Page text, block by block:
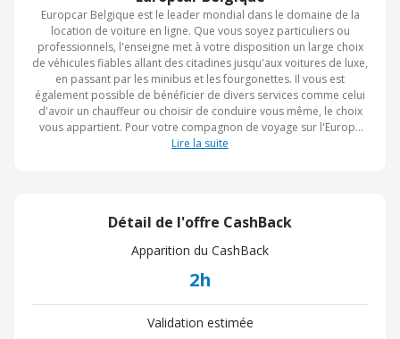
Europcar Belgique est le leader mondial dans le domaine de la
location de voiture en ligne. Que vous soyez particuliers ou
professionnels, l'enseigne met à votre disposition un large choix
de véhicules fiables allant des citadines jusqu'aux voitures de luxe,
en passant par les minibus et les fourgonettes. Il vous est
également possible de bénéficier de divers services comme celui
d'avoir un chauffeur ou choisir de conduire vous même, le choix
vous appartient. Pour votre compagnon de voyage sur l'Europe
ou à l'international, choisissez Europcar Belgique le professionnel
Lire la suite
Détail de l'offre CashBack
Apparition du CashBack
2h
Validation estimée